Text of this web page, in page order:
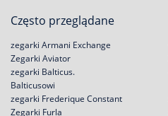
Często przeglądane
zegarki Armani Exchange
Zegarki Aviator
zegarki Balticus.
Balticusowi
zegarki Frederique Constant
Zegarki Furla